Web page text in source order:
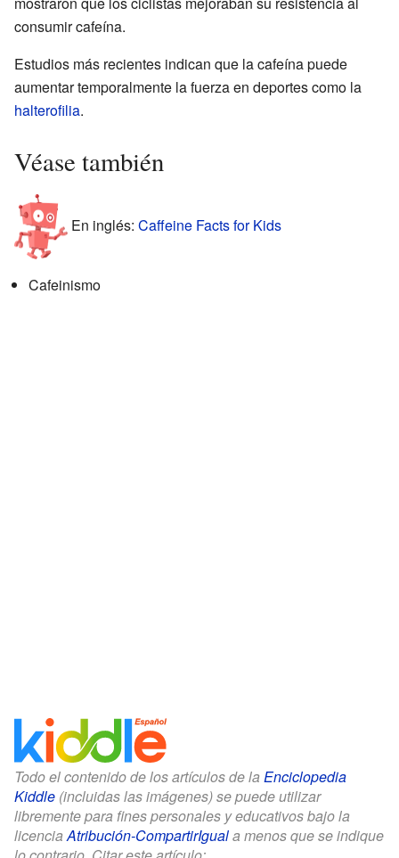
consumir cafeína.
Estudios más recientes indican que la cafeína puede
aumentar temporalmente la fuerza en deportes como la
halterofilia.
Véase también
En inglés: Caffeine Facts for Kids
Cafeinismo
Todo el contenido de los artículos de la Enciclopedia
Kiddle (incluidas las imágenes) se puede utilizar
libremente para fines personales y educativos bajo la
licenciaAtribución-CompartirIguala menos que se indique